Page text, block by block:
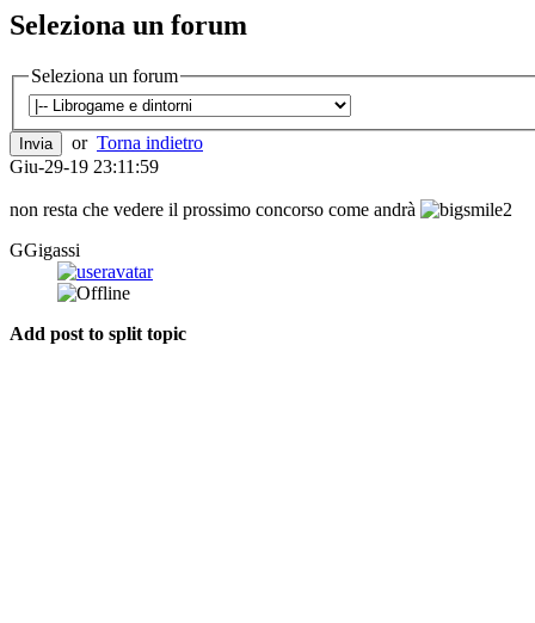
Seleziona un forum
Seleziona un forum
or Torna indietro
Giu-29-19 23:11:59
non resta che vedere il prossimo concorso come andrà
GGigassi
Add post to split topic